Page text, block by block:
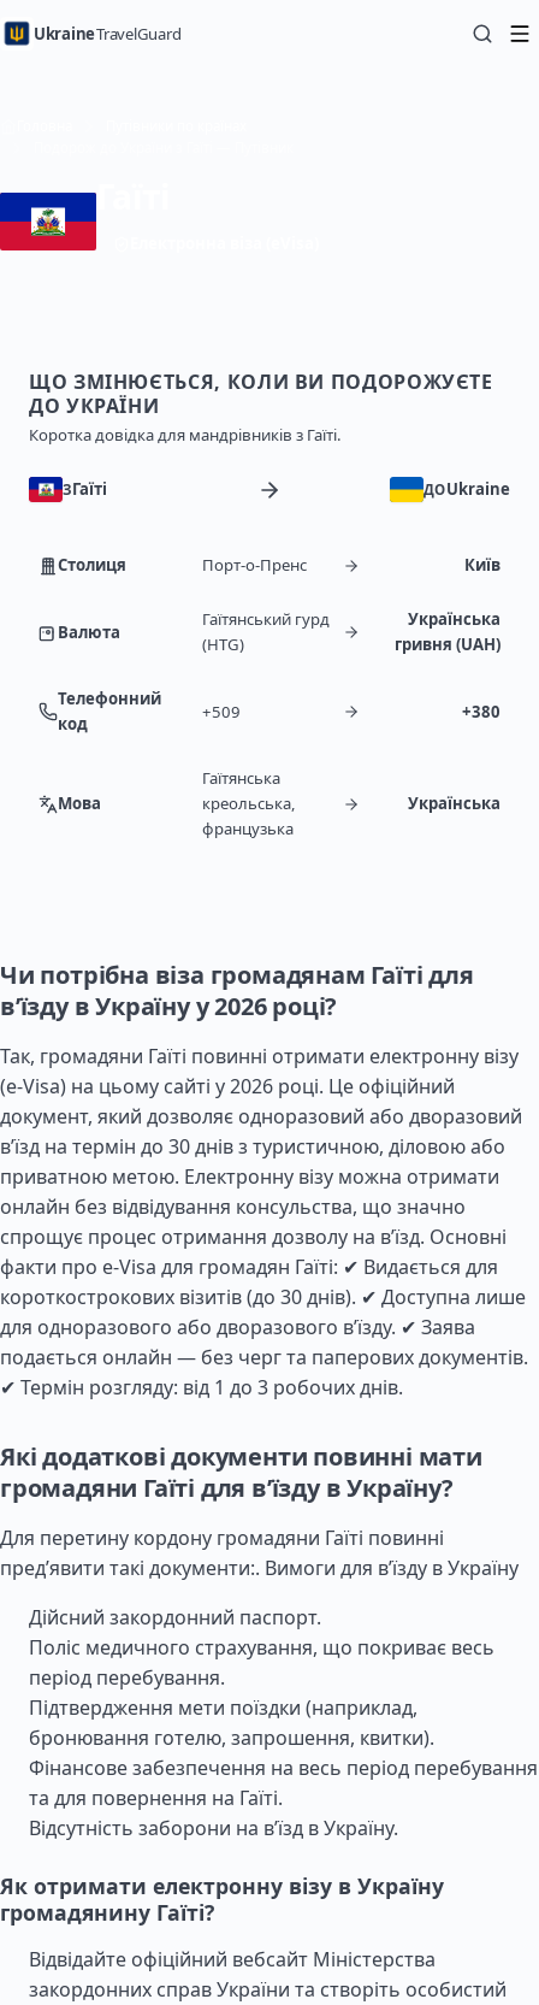
UkraineTravelGuard
ЩО ЗМІНЮЄТЬСЯ, КОЛИ ВИ ПОДОРОЖУЄТЕ
ДО УКРАЇНИ
Коротка довідка для мандрівників з Гаїті.
ЗГаїті ДОUkraine
Столиця Порт-о-Пренс Київ
Валюта
Гаїтянський гурд
(HTG)
Українська
гривня (UAH)
Телефонний
код
+509 +380
Мова
Гаїтянська
креольська,
французька
Українська
Чи потрібна віза громадянам Гаїті для
в’їзду в Україну у 2026 році?
Так, громадяни Гаїті повинні отримати електронну візу
(e-Visa) на цьому сайті у 2026 році. Це офіційний
документ, який дозволяє одноразовий або дворазовий
в’їзд на термін до 30 днів з туристичною, діловою або
приватною метою. Електронну візу можна отримати
онлайн без відвідування консульства, що значно
спрощує процес отримання дозволу на в’їзд. Основні
факти про e-Visa для громадян Гаїті: ✔ Видається для
короткострокових візитів (до 30 днів). ✔ Доступна лише
для одноразового або дворазового в’їзду. ✔ Заява
подається онлайн — без черг та паперових документів.
✔ Термін розгляду: від 1 до 3 робочих днів.
Які додаткові документи повинні мати
громадяни Гаїті для в’їзду в Україну?
Для перетину кордону громадяни Гаїті повинні
пред’явити такі документи:. Вимоги для в’їзду в Україну
Дійсний закордонний паспорт.
Поліс медичного страхування, що покриває весь
період перебування.
Підтвердження мети поїздки (наприклад,
бронювання готелю, запрошення, квитки).
Фінансове забезпечення на весь період перебування
та для повернення на Гаїті.
Відсутність заборони на в’їзд в Україну.
Як отримати електронну візу в Україну
громадянину Гаїті?
Відвідайте офіційний вебсайт Міністерства
закордонних справ України та створіть особистий